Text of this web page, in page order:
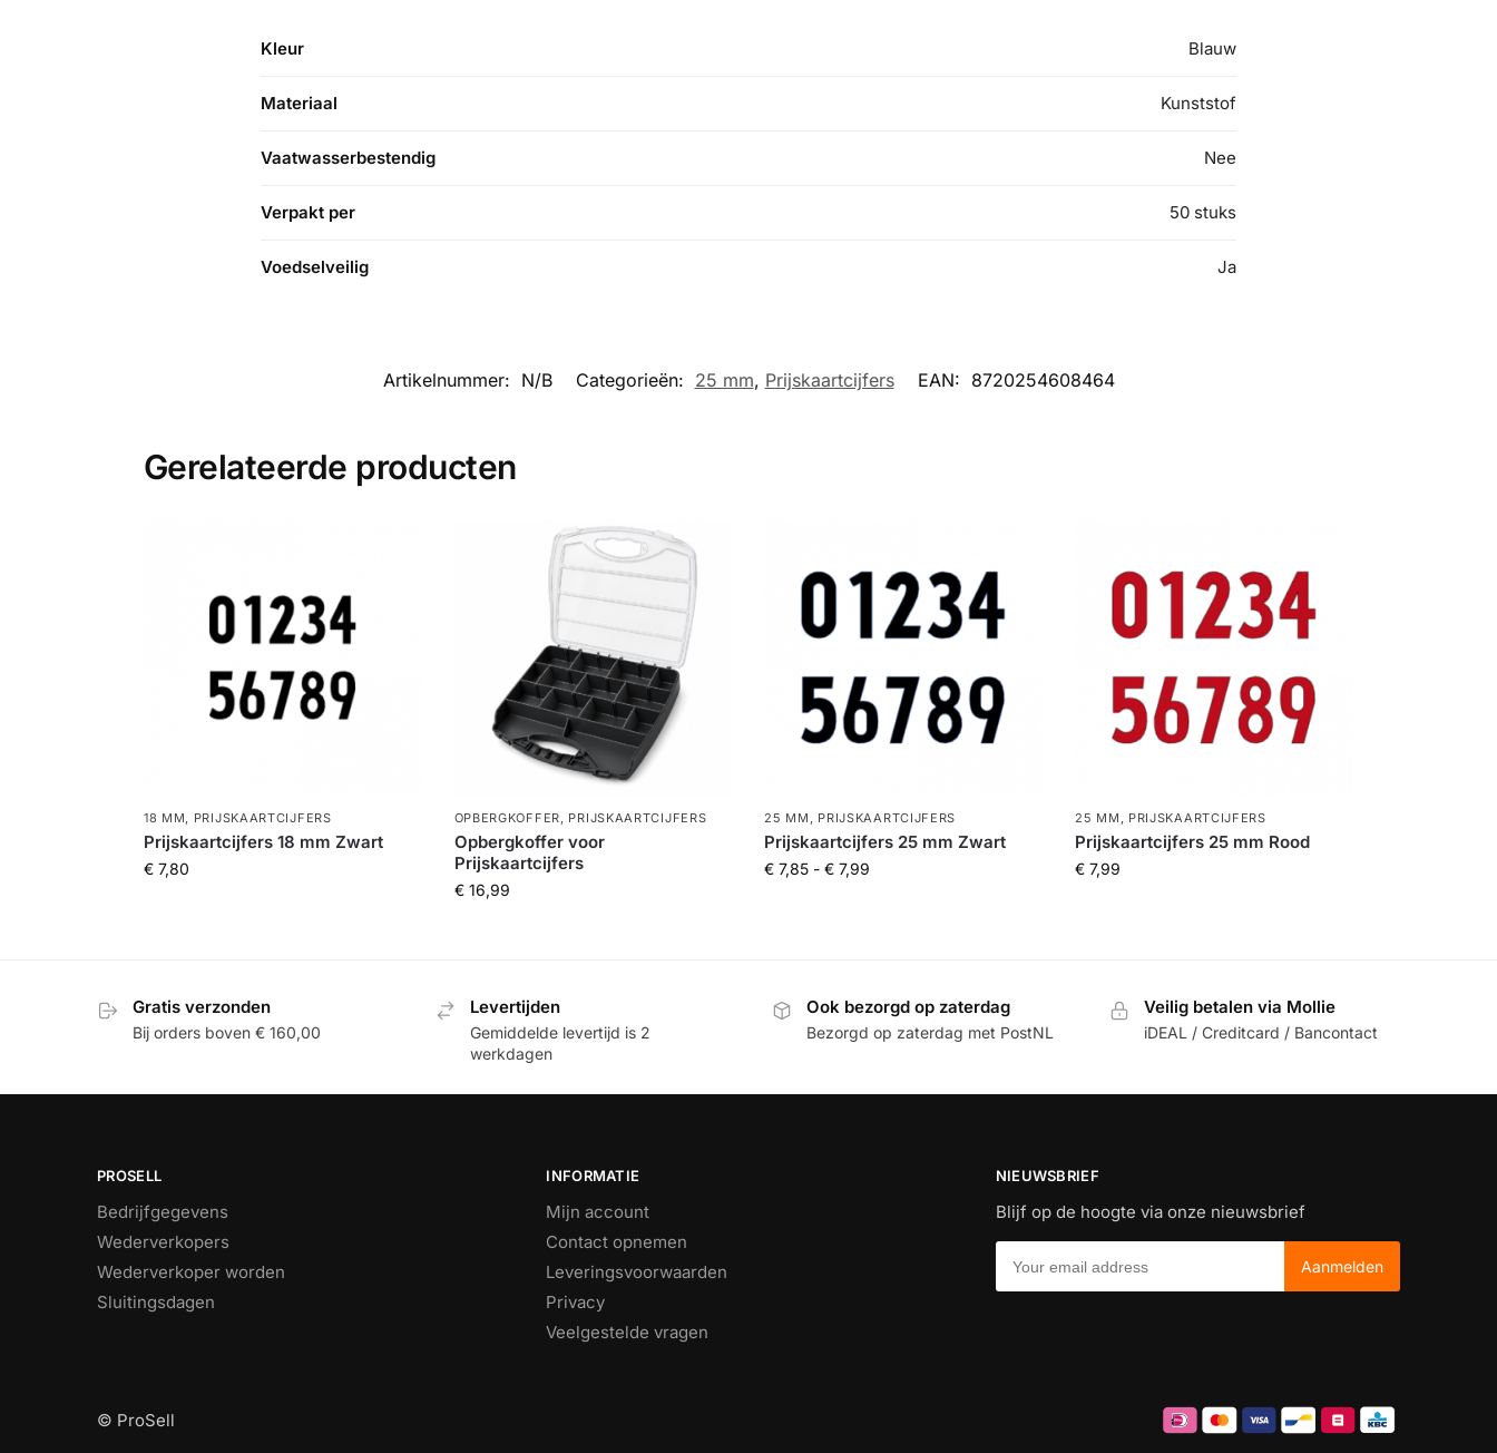
Kleur Blauw
Materiaal Kunststof
Vaatwasserbestendig Nee
Verpakt per 50 stuks
Voedselveilig Ja
Artikelnummer: N/B Categorieën: 25 mm, Prijskaartcijfers EAN: 8720254608464
Gerelateerde producten
18 MM, PRIJSKAARTCIJFERS
Prijskaartcijfers 18 mm Zwart
€7,80
OPBERGKOFFER, PRIJSKAARTCIJFERS
Opbergkoffer voor
Prijskaartcijfers
€16,99
25 MM , PRIJSKAARTCIJFERS
Prijskaartcijfers 25 mm Zwart
€ 7,85 - € 7,99
25 MM , PRIJSKAARTCIJFERS
Prijskaartcijfers 25 mm Rood
€ 7,99
Gratis verzonden
Bij orders boven € 160,00
Levertijden
Gemiddelde levertijd is 2
werkdagen
Ook bezorgd op zaterdag
Bezorgd op zaterdag met PostNL
Veilig betalen via Mollie
iDEAL / Creditcard / Bancontact
PROSELL
Bedrijfgegevens
Wederverkopers
Wederverkoper worden
Sluitingsdagen
INFORMATIE
Mijn account
Contact opnemen
Leveringsvoorwaarden
Privacy
Veelgestelde vragen
NIEUWSBRIEF
Blijf op de hoogte via onze nieuwsbrief
© ProSell